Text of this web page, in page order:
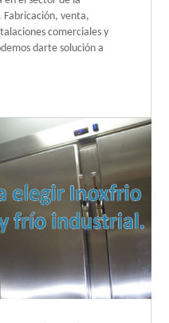
venta,
comerciales y
darte solución a